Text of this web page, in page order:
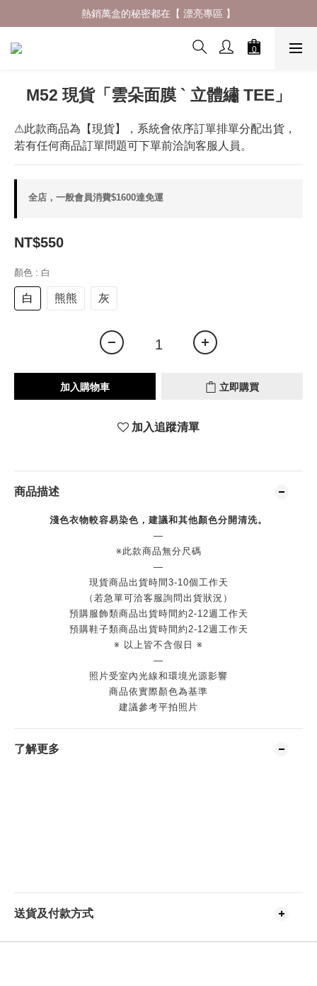
什麼材質穿了會一直想回購 ? 夏日防曬體驗再升級✨
熱銷萬盒的秘密都在【 漂亮專區 】
什麼材質穿了會一直想回購 ? 夏日防曬體驗再升級✨
M52 現貨「雲朵⾯膜 ` ⽴體繡 TEE」
⚠此款商品為【現貨】，系統會依序訂單排單分配出貨，
若有任何商品訂單問題可下單前洽詢客服人員。
全店，一般會員消費$1600達免運
NT$550
顏色 : 白
白 熊熊 灰
加入購物車 立即購買
加入追蹤清單
商品描述
淺色衣物較容易染色，建議和其他顏色分開清洗。
—
※此款商品無分尺碼
—
現貨商品出貨時間3-10個工作天
（若急單可洽客服詢問出貨狀況）
預購服飾類商品出貨時間約2-12週工作天
預購鞋子類商品出貨時間約2-12週工作天
※ 以上皆不含假日 ※
—
照片受室內光線和環境光源影響
商品依實際顏色為基準
建議參考平拍照片
了解更多
送貨及付款方式